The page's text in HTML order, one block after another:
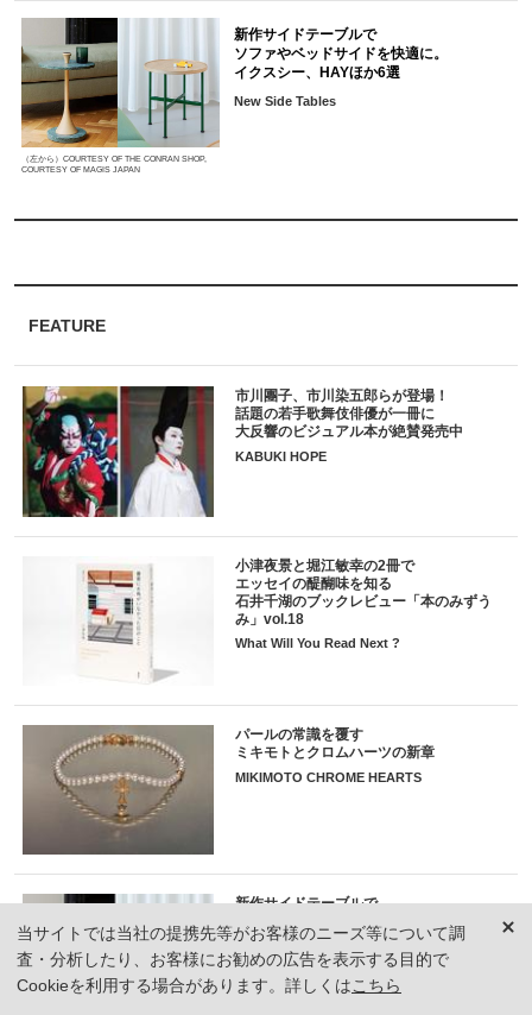
FEATURE
市川團子、市川染五郎らが登場！
話題の若手歌舞伎俳優が一冊に
大反響のビジュアル本が絶賛発売中
KABUKI HOPE
小津夜景と堀江敏幸の2冊で
エッセイの醍醐味を知る
石井千湖のブックレビュー「本のみずう
み」vol.18
What Will You Read Next ?
パールの常識を覆す
ミキモトとクロムハーツの新章
MIKIMOTO CHROME HEARTS
新作サイドテーブルで
イクスシー、HAYほか6選
New Side Tables
（左から）COURTESY OF THE CONRAN SHOP,
COURTESY OF MAGIS JAPAN
新作サイドテーブルで
ソファやベッドサイドを快適に。
イクスシー、HAYほか6選
New Side Tables
当サイトでは当社の提携先等がお客様のニーズ等について調
査・分析したり、お客様にお勧めの広告を表示する目的で
Cookieを利用する場合があります。詳しくはこちら